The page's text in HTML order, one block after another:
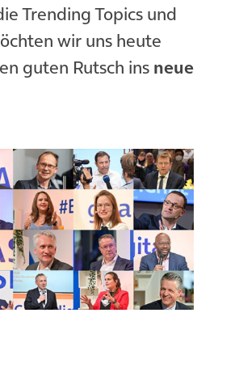
Trending Topics und
wir uns heute
guten Rutsch ins neue